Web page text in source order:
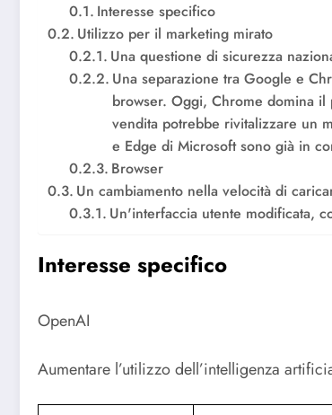
Interesse specifico
Utilizzo per il marketing mirato
Una questione di sicurezza
Una separazione tra Google e
browser. Oggi, Chrome domina
vendita potrebbe rivitalizzare un
e Edge di Microsoft sono già in
Browser
Un cambiamento nella velocità di
Un'interfaccia utente modificata,
Interesse specifico
OpenAI
Aumentare l’utilizzo dell’intelligenza